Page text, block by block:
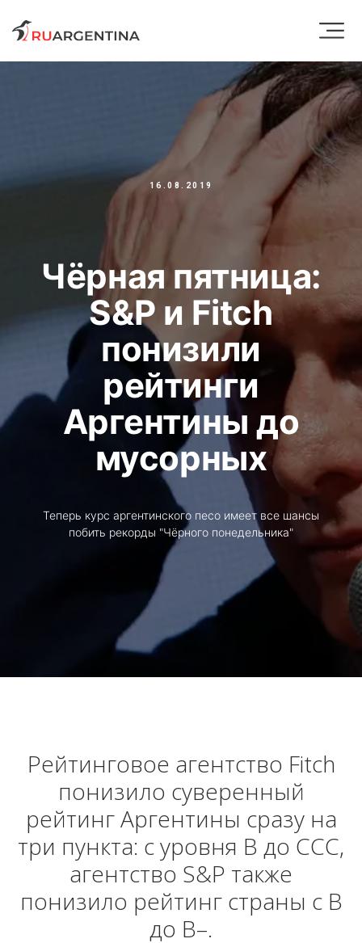
16.08.2019
Чёрная пятница:
S&P и Fitch
понизили
рейтинги
Аргентины до
мусорных
Теперь курс аргентинского песо имеет все шансы
побить рекорды "Чёрного понедельника"
Рейтинговое агентство Fitch
понизило суверенный
рейтинг Аргентины сразу на
три пункта: с уровня B до CCC,
агентство S&P также
понизило рейтинг страны с B
до B–.